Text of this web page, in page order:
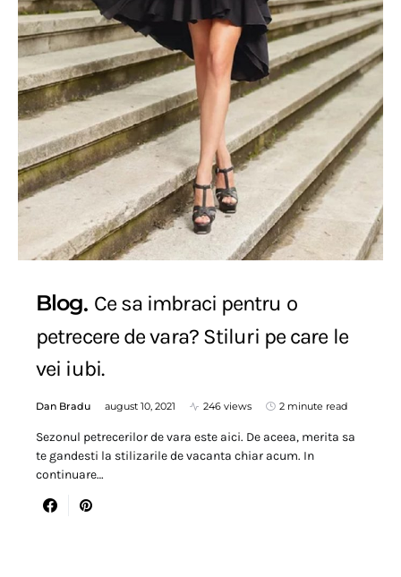
Blog Ce sa imbraci pentru o
petrecere de vara? Stiluri pe care le
vei iubi.
Dan Bradu august 10, 2021 246 views 2 minute read
Sezonul petrecerilor de vara este aici. De aceea, merita sa
te gandesti la stilizarile de vacanta chiar acum. In
continuare…